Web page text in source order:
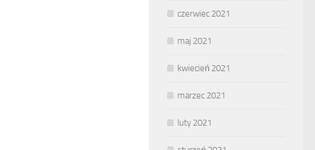
czerwiec 2021
maj 2021
kwiecień 2021
marzec 2021
luty 2021